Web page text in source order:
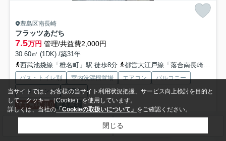
豊島区南長崎
フラッツあだち
7.5万円 管理/共益費2,000円
30.60㎡ (1DK) /築31年
西武池袋線「椎名町」駅 徒歩8分
都営大江戸線「落合南長崎」駅 徒歩11分
バス・トイレ別 室内洗濯機置場 エアコン
バルコニー
フローリング
電気有
仲手無料 礼0 即入居可
お申込み・来店希望の方 ↓物件詳細をクリック↓ 是非ご相談下さい
☆☆POINT☆☆ ①仲介料50%OFF～100%O...もっと見る
当サイトでは、お客様の当サイト利用状況把握、サービス向上検討を目的と
して、クッキー（Cookie）を使用しています。
詳しくは、当社の「Cookieの取扱いについて」 をご確認ください。
閉じる